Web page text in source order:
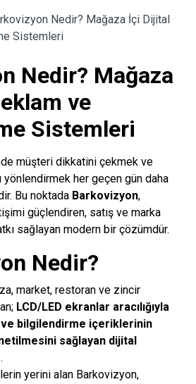
Nedir? Mağaza İçi Dijital
Sistemleri
Nedir? Mağaza
ve
Sistemleri
müşteri dikkatini çekmek ve
yönlendirmek her geçen gün daha
Bu noktada Barkovizyon,
güçlendiren, satış ve marka
sağlayan modern bir çözümdür.
Nedir?
market, restoran ve zincir
LCD/LED ekranlar aracılığıyla
bilgilendirme içeriklerinin
sağlayan dijital
.
yerini alan Barkovizyon,